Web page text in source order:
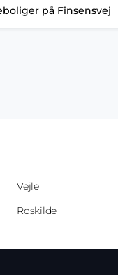
på Finsensvej
Vejle
Roskilde